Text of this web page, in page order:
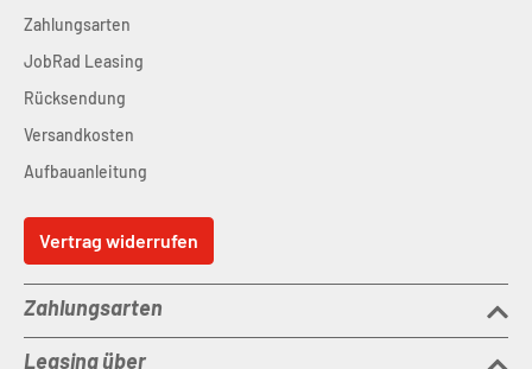
Zahlungsarten
JobRad Leasing
Rücksendung
Versandkosten
Aufbauanleitung
Vertrag widerrufen
Zahlungsarten
Leasing über